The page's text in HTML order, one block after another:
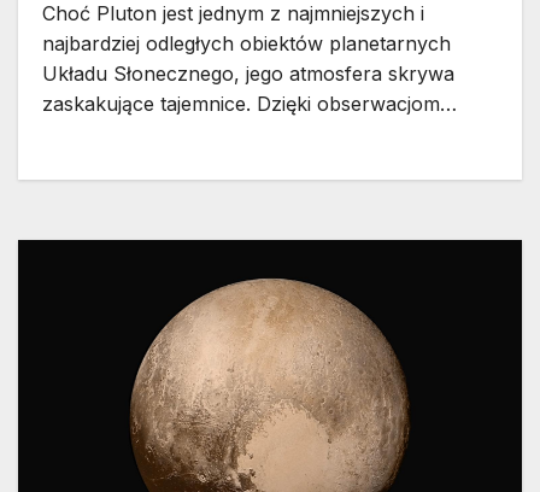
Choć Pluton jest jednym z najmniejszych i
najbardziej odległych obiektów planetarnych
Układu Słonecznego, jego atmosfera skrywa
zaskakujące tajemnice. Dzięki obserwacjom…